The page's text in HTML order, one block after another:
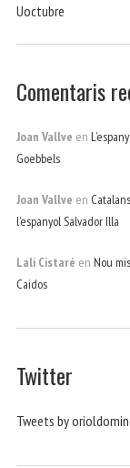
Uoctubre
Comentaris
Joan Vallve en
Goebbels
Joan Vallve en
l’espanyol Salvador Illa
Lali Cistaré en Nou
Caidos
Twitter
Tweets by